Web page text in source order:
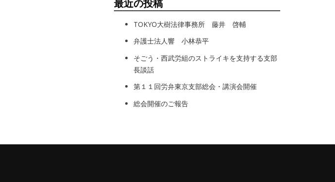
最近の投稿
TOKYO大樹法律事務所 藤井 啓輔
弁護士法人響 小林恭平
そごう・西武労組のストライキを支持する支部
長談話
第１１回労弁東京支部総会・講演会開催
総会開催のご報告